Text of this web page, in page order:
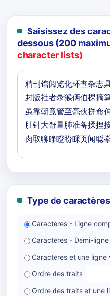
Saisissez des
dessous (200
character lists)
Type de
Caractères - Ligne
Caractères - Demi-ligne
Caractères et une ligne
Ordre des traits
Ordre des traits et une